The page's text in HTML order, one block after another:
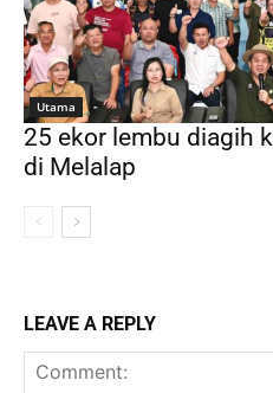
Utama
25 ekor lembu diagih
di Melalap
LEAVE A REPLY